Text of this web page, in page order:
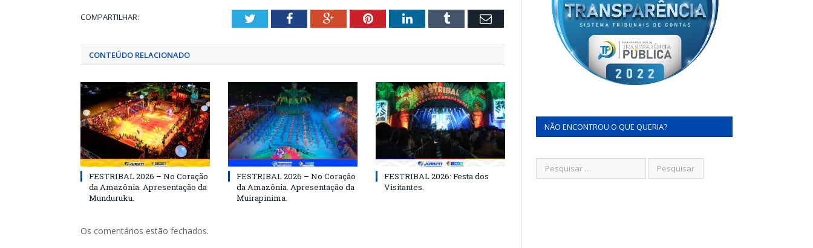
COMPARTILHAR: TwitterFacebookGoogle+PinterestLinkedInTumblr Email
CONTEÚDO RELACIONADO
FESTRIBAL 2026 – No Coração
da Amazônia. Apresentação da
Munduruku.
FESTRIBAL 2026 – No Coração
da Amazônia. Apresentação da
Muirapinima.
FESTRIBAL 2026: Festa dos
Visitantes.
Os comentários estão fechados.
NÃO ENCONTROU O QUE QUERIA?